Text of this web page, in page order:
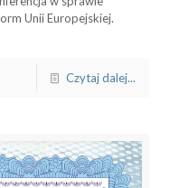
Unii Europejskiej.
Czytaj dalej...